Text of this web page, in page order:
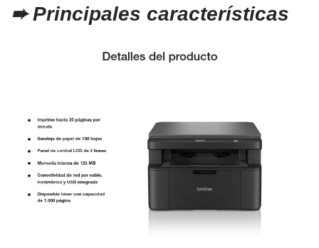
➨Principales características